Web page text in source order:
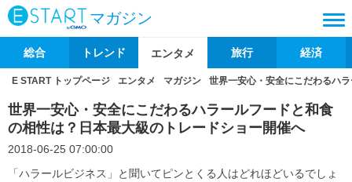
マガジン
総合 トレンド エンタメ 旅行 経済
E START トップページ エンタメ マガジン 世界一安心・安全にこだわるハ
世界一安心・安全にこだわるハラールフードと和食
の相性は？日本最大級のトレードショー開催へ
2018-06-25 07:00:00
「ハラールビジネス」と聞いてピンとくる人はどれほどいるでしょ